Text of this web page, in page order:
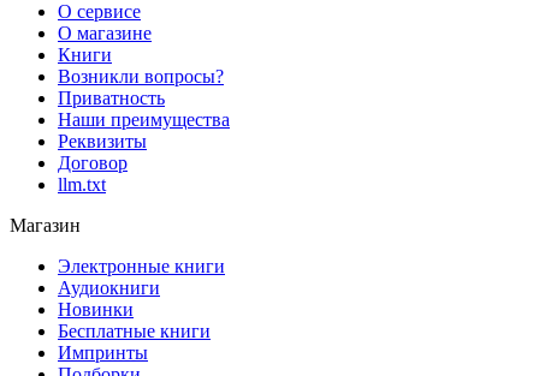
О сервисе
О магазине
Книги
Возникли вопросы?
Приватность
Наши преимущества
Реквизиты
Договор
llm.txt
Магазин
Электронные книги
Аудиокниги
Новинки
Бесплатные книги
Импринты